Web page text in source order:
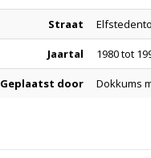
Straat
Jaartal 1980 tot
Geplaatst door Dokkums